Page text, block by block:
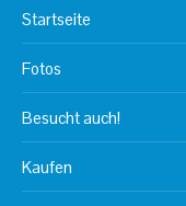
Startseite
Fotos
Besucht auch!
Kaufen